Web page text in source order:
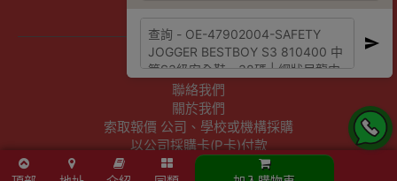
商店資訊
聯絡我們
關於我們
索取報價 公司、學校或機構採購
以公司採購卡(P卡)付款